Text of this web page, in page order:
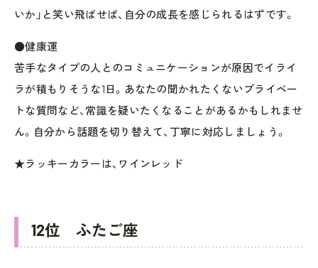
いか」と笑い飛ばせば、自分の成長を感じられるはずです。
●健康運
苦手なタイプの人とのコミュニケーションが原因でイライ
ラが積もりそうな1日。あなたの聞かれたくないプライベー
トな質問など、常識を疑いたくなることがあるかもしれませ
ん。自分から話題を切り替えて、丁寧に対応しましょう。
★ラッキーカラーは、ワインレッド
12位 ふたご座